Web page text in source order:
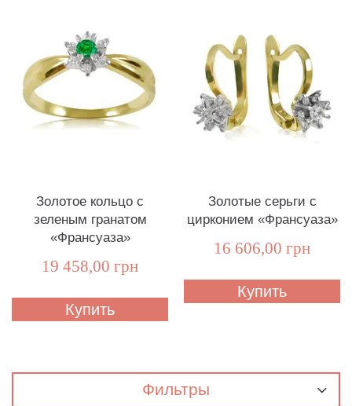
Золотое кольцо с
зеленым гранатом
«Франсуаза»
19 458,00 грн
Купить
Золотые серьги с
цирконием «Франсуаза»
16 606,00 грн
Купить
Фильтры